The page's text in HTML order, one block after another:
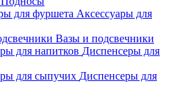
Аксессуары для
Вазы и подсвечники
Диспенсеры для
Диспенсеры для